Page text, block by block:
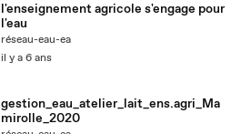
l'enseignement agricole s'engage pour
l'eau
réseau-eau-ea
il y a 6 ans
gestion_eau_atelier_lait_ens.agri_Ma
mirolle_2020